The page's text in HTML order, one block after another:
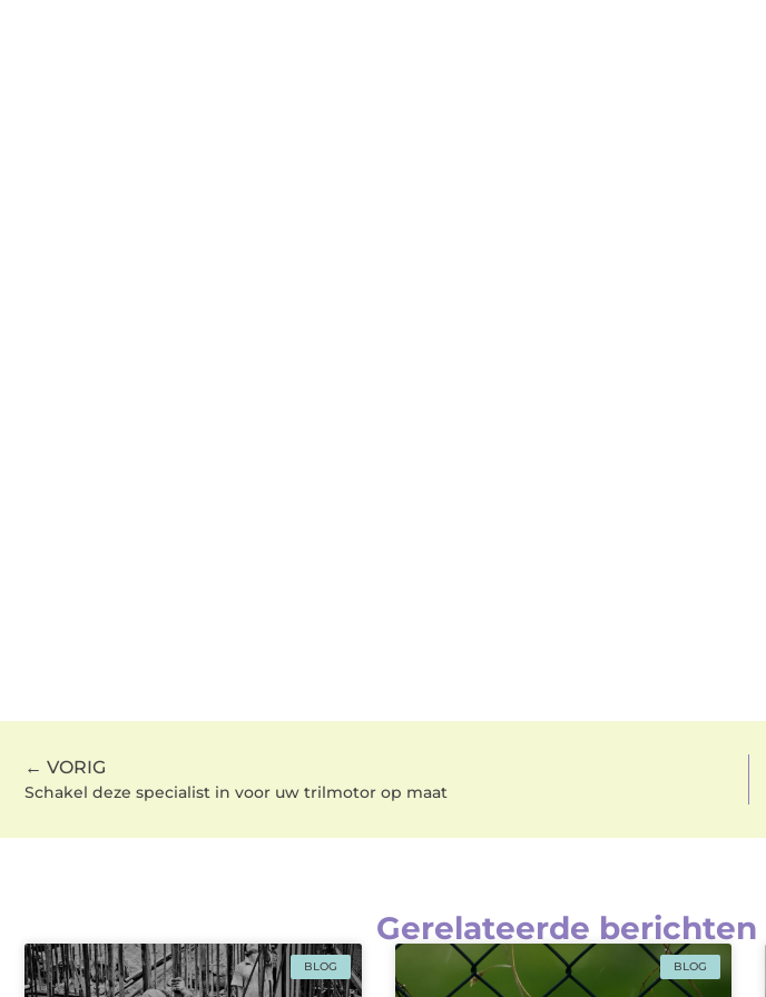
← VORIG
Schakel deze specialist in voor uw trilmotor op maat
Gerelateerde berichten
BLOG BLOG